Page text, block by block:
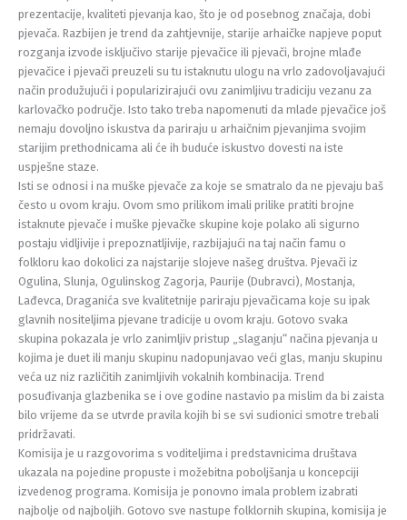
prezentacije, kvaliteti pjevanja kao, što je od posebnog značaja, dobi
pjevača. Razbijen je trend da zahtjevnije, starije arhaičke napjeve poput
rozganja izvode isključivo starije pjevačice ili pjevači, brojne mlađe
pjevačice i pjevači preuzeli su tu istaknutu ulogu na vrlo zadovoljavajući
način produžujući i popularizirajući ovu zanimljivu tradiciju vezanu za
karlovačko područje. Isto tako treba napomenuti da mlade pjevačice još
nemaju dovoljno iskustva da pariraju u arhaičnim pjevanjima svojim
starijim prethodnicama ali će ih buduće iskustvo dovesti na iste
uspješne staze.
Isti se odnosi i na muške pjevače za koje se smatralo da ne pjevaju baš
često u ovom kraju. Ovom smo prilikom imali prilike pratiti brojne
istaknute pjevače i muške pjevačke skupine koje polako ali sigurno
postaju vidljivije i prepoznatljivije, razbijajući na taj način famu o
folkloru kao dokolici za najstarije slojeve našeg društva. Pjevači iz
Ogulina, Slunja, Ogulinskog Zagorja, Paurije (Dubravci), Mostanja,
Lađevca, Draganića sve kvalitetnije pariraju pjevačicama koje su ipak
glavnih nositeljima pjevane tradicije u ovom kraju. Gotovo svaka
skupina pokazala je vrlo zanimljiv pristup „slaganju“ načina pjevanja u
kojima je duet ili manju skupinu nadopunjavao veći glas, manju skupinu
veća uz niz različitih zanimljivih vokalnih kombinacija. Trend
posuđivanja glazbenika se i ove godine nastavio pa mislim da bi zaista
bilo vrijeme da se utvrde pravila kojih bi se svi sudionici smotre trebali
pridržavati.
Komisija je u razgovorima s voditeljima i predstavnicima društava
ukazala na pojedine propuste i možebitna poboljšanja u koncepciji
izvedenog programa. Komisija je ponovno imala problem izabrati
najbolje od najboljih. Gotovo sve nastupe folklornih skupina, komisija je